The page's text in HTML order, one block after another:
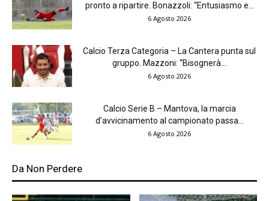
pronto a ripartire. Bonazzoli: “Entusiasmo e...
6 Agosto 2026
Calcio Terza Categoria – La Cantera punta sul
gruppo. Mazzoni: “Bisognerà...
6 Agosto 2026
Calcio Serie B – Mantova, la marcia
d’avvicinamento al campionato passa...
6 Agosto 2026
Da Non Perdere